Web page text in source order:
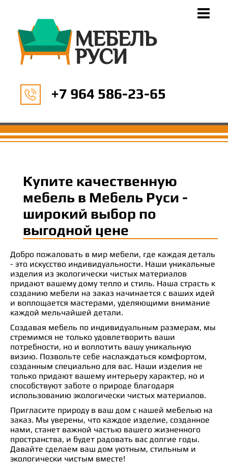
+7 964 586-23-65
Купите качественную
мебель в Мебель Руси -
широкий выбор по
выгодной цене
Добро пожаловать в мир мебели, где каждая деталь
- это искусство индивидуальности. Наши уникальные
изделия из экологически чистых материалов
придают вашему дому тепло и стиль. Наша страсть к
созданию мебели на заказ начинается с ваших идей
и воплощается мастерами, уделяющими внимание
каждой мельчайшей детали.
Создавая мебель по индивидуальным размерам, мы
стремимся не только удовлетворить ваши
потребности, но и воплотить вашу уникальную
визию. Позвольте себе наслаждаться комфортом,
созданным специально для вас. Наши изделия не
только придают вашему интерьеру характер, но и
способствуют заботе о природе благодаря
использованию экологически чистых материалов.
Пригласите природу в ваш дом с нашей мебелью на
заказ. Мы уверены, что каждое изделие, созданное
нами, станет важной частью вашего жизненного
пространства, и будет радовать вас долгие годы.
Давайте сделаем ваш дом уютным, стильным и
экологически чистым вместе!